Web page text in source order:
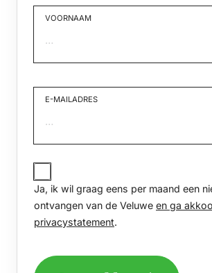
VOORNAAM
E-MAILADRES
JA,
IK
WIL
GRAAG
EENS
PER
EEN
Ja, ik wil graag eens per maand een
ontvangen van de Veluwe en ga
privacystatement.